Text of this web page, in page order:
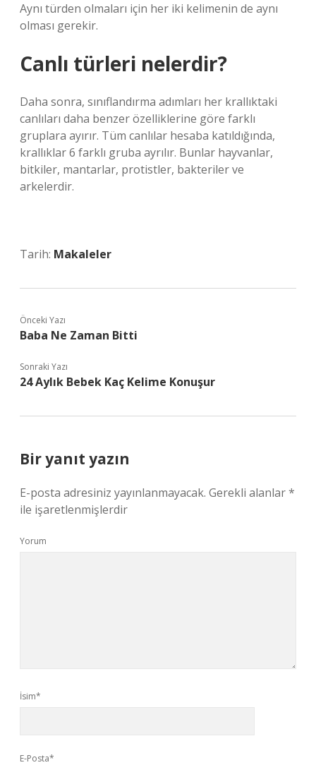
Aynı türden olmaları için her iki kelimenin de aynı
olması gerekir.
Canlı türleri nelerdir?
Daha sonra, sınıflandırma adımları her krallıktaki
canlıları daha benzer özelliklerine göre farklı
gruplara ayırır. Tüm canlılar hesaba katıldığında,
krallıklar 6 farklı gruba ayrılır. Bunlar hayvanlar,
bitkiler, mantarlar, protistler, bakteriler ve
arkelerdir.
Tarih: Makaleler
Önceki Yazı
Baba Ne Zaman Bitti
Sonraki Yazı
24 Aylık Bebek Kaç Kelime Konuşur
Bir yanıt yazın
E-posta adresiniz yayınlanmayacak. Gerekli alanlar*
ile işaretlenmişlerdir
Yorum
İsim*
E-Posta*